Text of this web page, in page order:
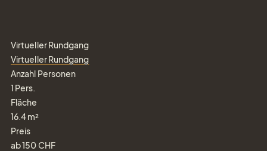
Virtueller Rundgang
Virtueller Rundgang
Anzahl Personen
1 Pers.
Fläche
16.4m²
Preis
ab150 CHF